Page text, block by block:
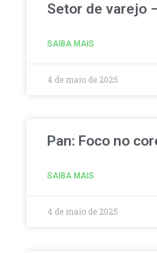
Setor de varejo
SAIBA MAIS
4 de maio de 2025
Pan: Foco no
SAIBA MAIS
4 de maio de 2025